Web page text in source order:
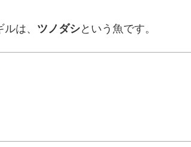
は、 ツノダシという魚です。